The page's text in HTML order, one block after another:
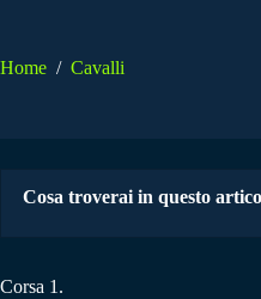
Home / Cavalli
Cosa troverai in questo
Corsa 1.